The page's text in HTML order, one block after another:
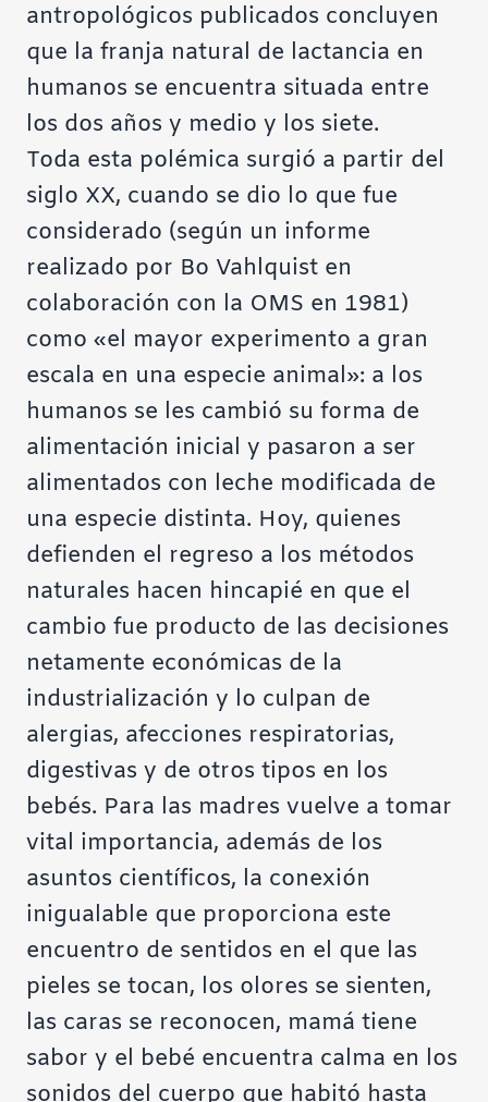
antropológicos publicados concluyen
que la franja natural de lactancia en
humanos se encuentra situada entre
los dos años y medio y los siete.
Toda esta polémica surgió a partir del
siglo XX, cuando se dio lo que fue
considerado (según un informe
realizado por Bo Vahlquist en
colaboración con la OMS en 1981)
como «el mayor experimento a gran
escala en una especie animal»: a los
humanos se les cambió su forma de
alimentación inicial y pasaron a ser
alimentados con leche modificada de
una especie distinta. Hoy, quienes
defienden el regreso a los métodos
naturales hacen hincapié en que el
cambio fue producto de las decisiones
netamente económicas de la
industrialización y lo culpan de
alergias, afecciones respiratorias,
digestivas y de otros tipos en los
bebés. Para las madres vuelve a tomar
vital importancia, además de los
asuntos científicos, la conexión
inigualable que proporciona este
encuentro de sentidos en el que las
pieles se tocan, los olores se sienten,
las caras se reconocen, mamá tiene
sabor y el bebé encuentra calma en los
sonidos del cuerpo que habitó hasta